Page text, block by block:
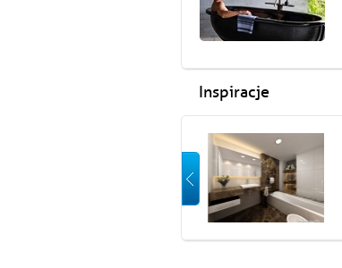
Inspiracje